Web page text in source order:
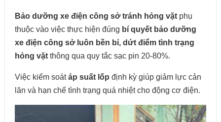
Bảo dưỡng xe điện công sở tránh hỏng vặtphụ
thuộc vào việc thực hiện đúng bí quyết bảo dưỡng
xe điện công sở luôn bền bỉ, dứt điểm tình trạng
hỏng vặtthông qua quy tắc sạc pin 20-80%.
Việc kiểm soátáp suất lốp định kỳ giúp giảm lực cản
lăn và hạn chế tình trạng quá nhiệt cho động cơ điện.